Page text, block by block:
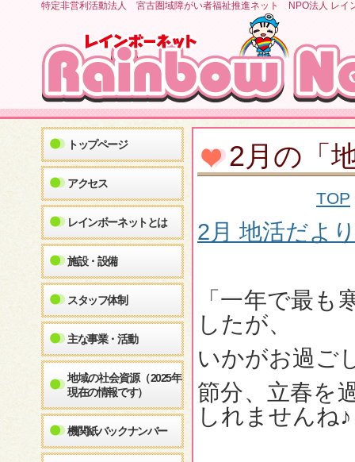
特定非営利活動法人 宮古圏域障がい者福祉推進ネット NPO法人 レイ
トップページ
アクセス
レインボーネットとは
施設・設備
スタッフ体制
主な事業・活動
地域の社会資源（2025年
現在の情報です）
機関紙バックナンバー
2月の「
TOP
2月 地活だよ
「一年で最
したが、
いかがお過ご
節分、立春を
しれませんね♪